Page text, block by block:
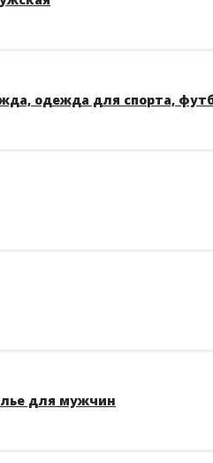
одежда для спорта,
для мужчин